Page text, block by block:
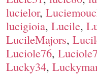
lucielor,
lucigioia, Lucile,
LucileMajors,
Luciole76,
Lucky34,